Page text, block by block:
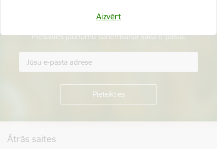
Aizvērt
Esi pirmais, kurš uzzina!
Piesakies jaunumu saņemšanai savā e-pastā.
Ātrās saites